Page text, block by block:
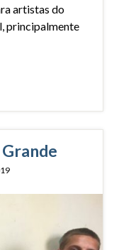
artistas do
principalmente